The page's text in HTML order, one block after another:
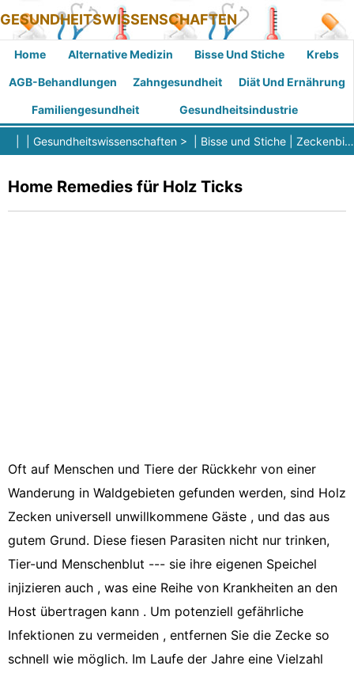
GESUNDHEITSWISSENSCHAFTEN
Home Alternative Medizin Bisse Und Stiche Krebs
AGB-Behandlungen Zahngesundheit Diät Und Ernährung
Familiengesundheit Gesundheitsindustrie
Gesundheitswissenschaften > | Bisse und Stiche Zeckenbisse
Home Remedies für Holz Ticks
Oft auf Menschen und Tiere der Rückkehr von einer
Wanderung in Waldgebieten gefunden werden, sind Holz
Zecken universell unwillkommene Gäste , und das aus
gutem Grund. Diese fiesen Parasiten nicht nur trinken,
Tier-und Menschenblut --- sie ihre eigenen Speichel
injizieren auch , was eine Reihe von Krankheiten an den
Host übertragen kann . Um potenziell gefährliche
Infektionen zu vermeiden , entfernen Sie die Zecke so
schnell wie möglich. Im Laufe der Jahre eine Vielzahl